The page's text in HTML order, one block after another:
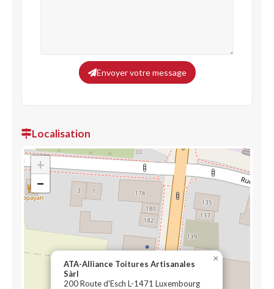
Envoyer votre message
Localisation
ATA-Alliance Toitures Artisanales
Sàrl
200 Route d'Esch L-1471 Luxembourg
×
+
−